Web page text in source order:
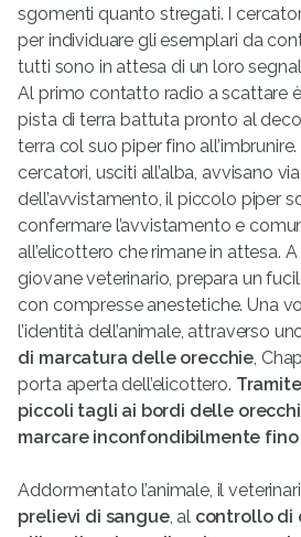
sgomenti quanto stregati. I
per individuare gli esemplari da
tutti sono in attesa di un loro
Al primo contatto radio a scattare
pista di terra battuta pronto al
terra col suo piper fino
cercatori, usciti all’alba, avvisano
dell’avvistamento, il piccolo piper
confermare l’avvistamento e
all’elicottero che rimane in attesa.
giovane veterinario, prepara un
con compresse anestetiche. Una
l’identità dell’animale, attraverso
di marcatura delle orecchie,
porta aperta dell’elicottero.
piccoli tagli ai bordi delle
marcare inconfondibilmente fino
Addormentato l’animale, il
prelievi di sangue, al controllo di